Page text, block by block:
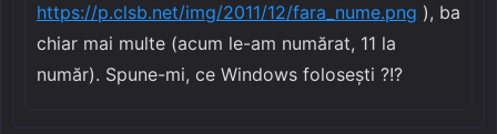
https://p.clsb.net/img/2011/12/fara_nume.png ), ba
chiar mai multe (acum le-am numărat, 11 la
număr). Spune-mi, ce Windows folosești ?!?